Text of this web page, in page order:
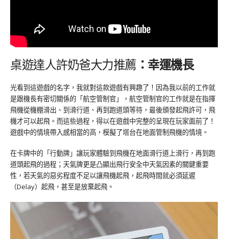
桌遊達人許奶爸大力推薦 ：幸運機長
光看到這遊戲的名字，我就對這款遊戲有興趣了！因為我以前的工作就
是跟機長有密切關係的「航空管制官」，航空管制官的工作就是在指揮
飛機從機棚滑出、到滑行道、再到跑道頭等待，最後頒發起飛許可，飛
機才可以起飛。而這些過程，得以在遊戲中完整的呈現在玩家面前了！
遊戲中的情境帶入感相當的高，模擬了塔台在地面管制飛機的情境。
在卡牌中的「行動牌」讓玩家體驗到飛機在地面滑行道上滑行，再到跑
道頭起飛的過程；天氣牌更是凸顯出飛行安全中天氣因素的關鍵重要
性，若天氣的惡劣程度不足以讓飛機起飛，起飛時間就必須延遲
（Delay）起飛，甚至是放棄起飛。